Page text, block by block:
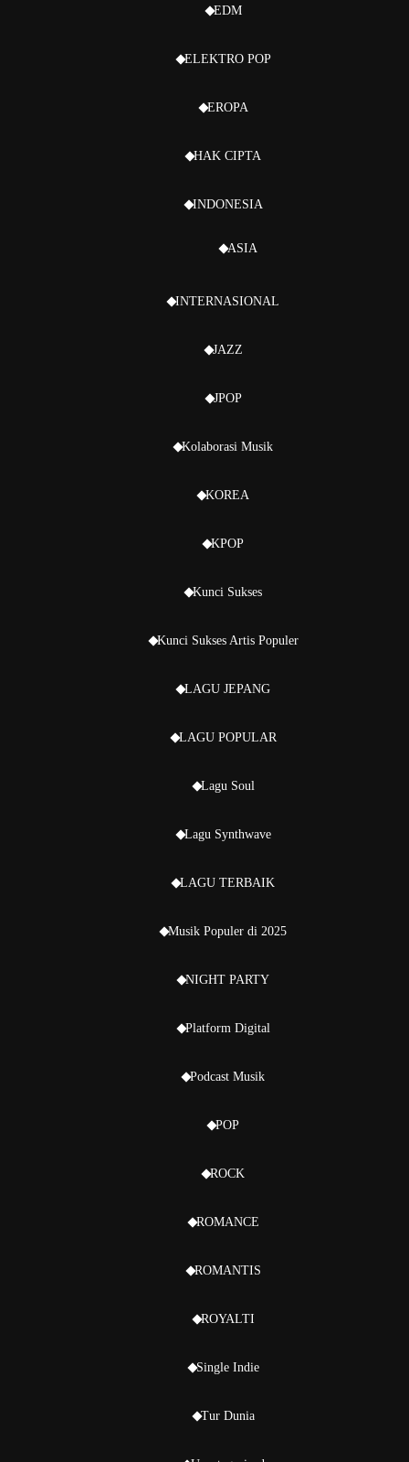
EDM
ELEKTRO POP
EROPA
HAK CIPTA
INDONESIA
ASIA
INTERNASIONAL
JAZZ
JPOP
Kolaborasi Musik
KOREA
KPOP
Kunci Sukses
Kunci Sukses Artis Populer
LAGU JEPANG
LAGU POPULAR
Lagu Soul
Lagu Synthwave
LAGU TERBAIK
Musik Populer di 2025
NIGHT PARTY
Platform Digital
Podcast Musik
POP
ROCK
ROMANCE
ROMANTIS
ROYALTI
Single Indie
Tur Dunia